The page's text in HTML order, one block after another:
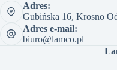
Adres:
Gubińska 16, Krosno
Adres e-mail:
biuro@lamco.pl